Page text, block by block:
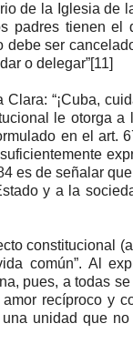
de la Iglesia de
padres tienen el
ser
o delegar”[11]
“¡Cuba,
le otorga
en el art.
es de señalar
y a la
constitucional
común”. Al
pues, a todas
recíproco y
unidad que